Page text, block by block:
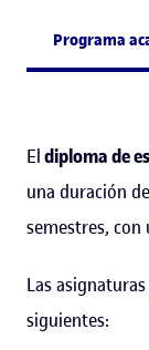
Programa
Eldiploma de
una duración
semestres, con
Las
siguientes: